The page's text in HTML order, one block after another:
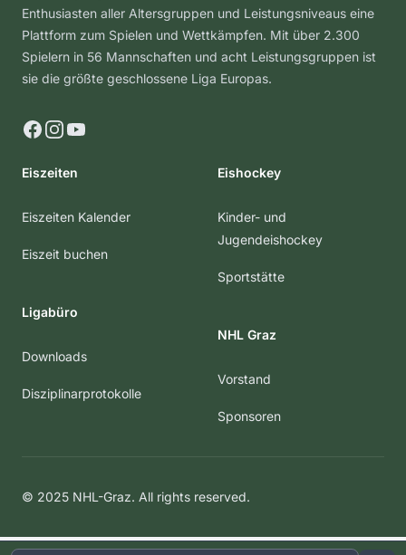
Enthusiasten aller Altersgruppen und Leistungsniveaus eine
Plattform zum Spielen und Wettkämpfen. Mit über 2.300
Spielern in 56 Mannschaften und acht Leistungsgruppen ist
sie die größte geschlossene Liga Europas.
Facebook
Instagram
YouTube
Eiszeiten
Eiszeiten Kalender
Eiszeit buchen
Ligabüro
Downloads
Disziplinarprotokolle
Eishockey
Kinder- und
Jugendeishockey
Sportstätte
NHL Graz
Vorstand
Sponsoren
© 2025 NHL-Graz. All rights reserved.